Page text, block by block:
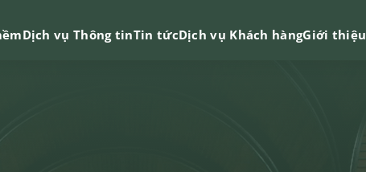
Dịch vụ Thông tinTin tứcDịch vụ Khách hàngGiới thiệu